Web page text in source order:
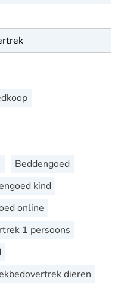
Beddengoed
kind
online
1 persoons
dieren